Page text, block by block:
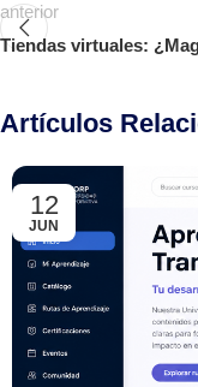
anterior
Tiendas virtuales:
Artículos
12
JUN